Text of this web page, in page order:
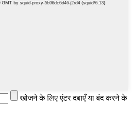
खोजने के लिए एंटर दबाएँ या बंद करने के